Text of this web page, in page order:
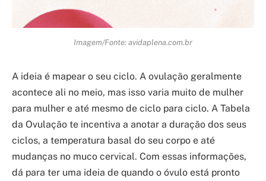
Imagem/Fonte: avidaplena.com.br
A ideia é mapear o seu ciclo. A ovulação geralmente
acontece ali no meio, mas isso varia muito de mulher
para mulher e até mesmo de ciclo para ciclo. A Tabela
da Ovulação te incentiva a anotar a duração dos seus
ciclos, a temperatura basal do seu corpo e até
mudanças no muco cervical. Com essas informações,
dá para ter uma ideia de quando o óvulo está pronto